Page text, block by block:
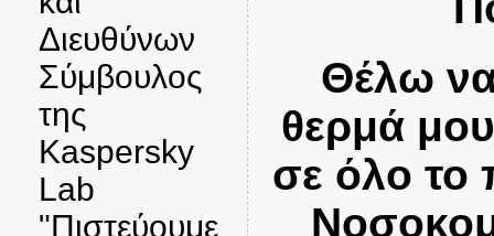
Διευθύνων
Σύμβουλος
της
Kaspersky
Lab
"Πιστεύουμε
Θέλω
θερμά
σε όλο το